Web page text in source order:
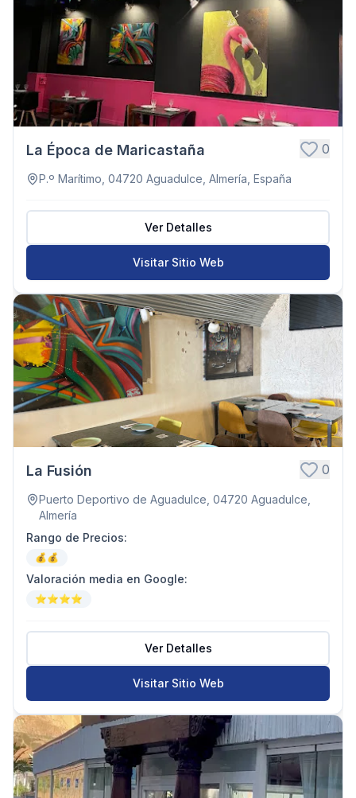
La Época de Maricastaña 0
P.º Marítimo, 04720 Aguadulce, Almería, España
Ver Detalles
Visitar Sitio Web
La Fusión 0
Puerto Deportivo de Aguadulce, 04720 Aguadulce,
Almería
Rango de Precios:
💰💰
Valoración media en Google:
⭐⭐⭐⭐
Ver Detalles
Visitar Sitio Web